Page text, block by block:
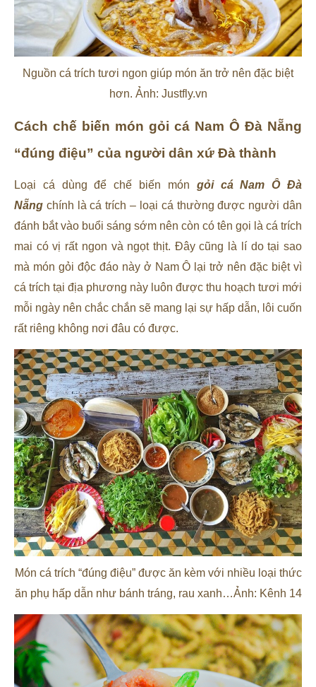
Nguồn cá trích tươi ngon giúp món ăn trở nên đặc biệt
hơn. Ảnh: Justfly.vn
Cách chế biến món gỏi cá Nam Ô Đà Nẵng
“đúng điệu” của người dân xứ Đà thành
Loại cá dùng để chế biến món gỏi cá Nam Ô Đà
Nẵng chính là cá trích – loại cá thường được người dân
đánh bắt vào buổi sáng sớm nên còn có tên gọi là cá trích
mai có vị rất ngon và ngọt thịt. Đây cũng là lí do tại sao
mà món gỏi độc đáo này ở Nam Ô lại trở nên đặc biệt vì
cá trích tại địa phương này luôn được thu hoạch tươi mới
mỗi ngày nên chắc chắn sẽ mang lại sự hấp dẫn, lôi cuốn
rất riêng không nơi đâu có được.
Món cá trích “đúng điệu” được ăn kèm với nhiều loại thức
ăn phụ hấp dẫn như bánh tráng, rau xanh…Ảnh: Kênh 14